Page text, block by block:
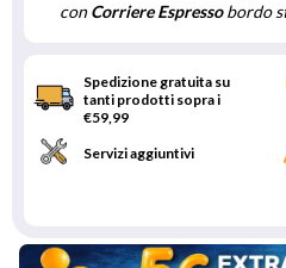
conCorriere Espressobordo
Spedizione gratuita su
tanti prodotti sopra i
€59,99
Servizi aggiuntivi